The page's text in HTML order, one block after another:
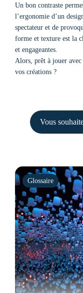
Un bon contraste
l’ergonomie d’un
spectateur et de
forme et texture est la
et engageantes.
Alors, prêt à jouer avec
vos créations ?
Vous
Glossaire